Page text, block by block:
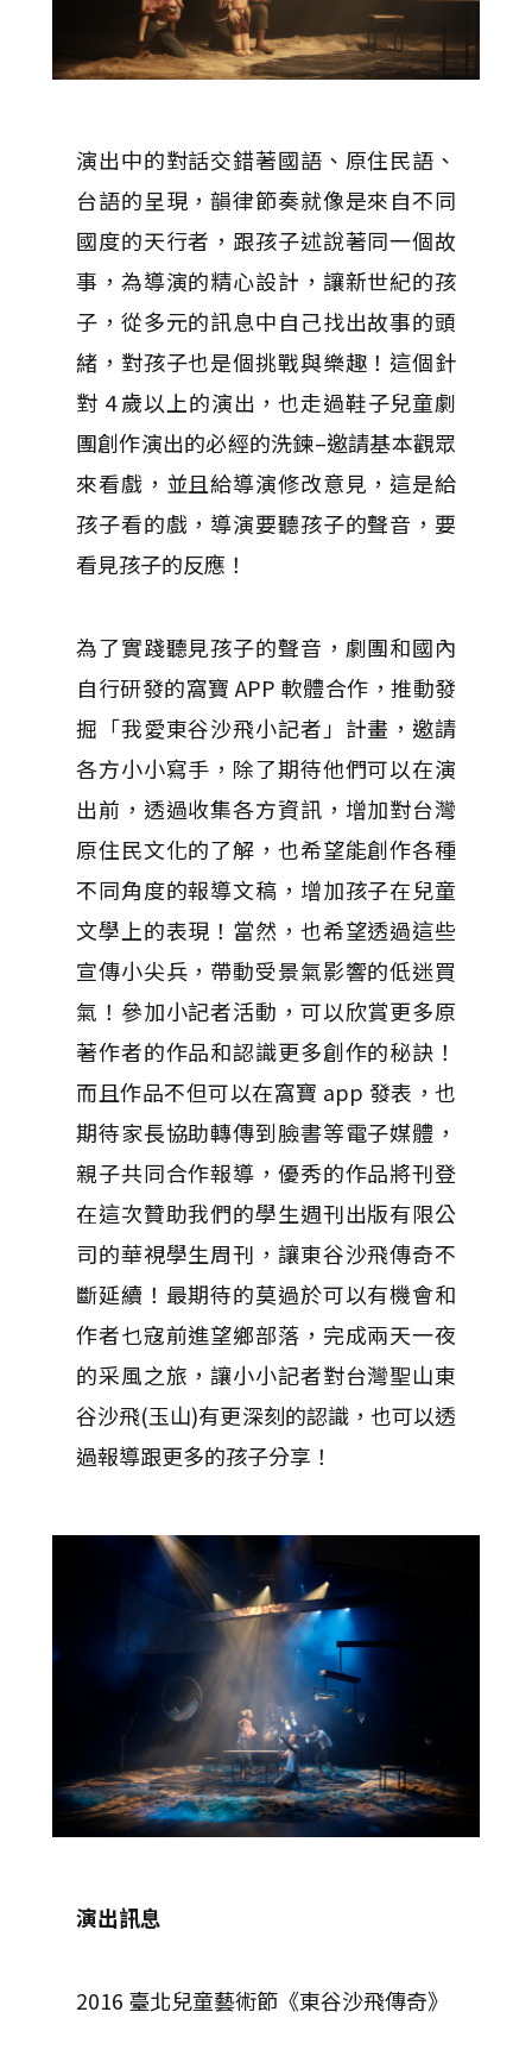
演出中的對話交錯著國語、原住民語、
台語的呈現，韻律節奏就像是來自不同
國度的天行者，跟孩子述說著同一個故
事，為導演的精心設計，讓新世紀的孩
子，從多元的訊息中自己找出故事的頭
緒，對孩子也是個挑戰與樂趣！這個針
對 4 歲以上的演出，也走過鞋子兒童劇
團創作演出的必經的洗鍊–邀請基本觀眾
來看戲，並且給導演修改意見，這是給
孩子看的戲，導演要聽孩子的聲音，要
看見孩子的反應！
為了實踐聽見孩子的聲音，劇團和國內
自行研發的窩寶 APP 軟體合作，推動發
掘「我愛東谷沙飛小記者」計畫，邀請
各方小小寫手，除了期待他們可以在演
出前，透過收集各方資訊，增加對台灣
原住民文化的了解，也希望能創作各種
不同角度的報導文稿，增加孩子在兒童
文學上的表現！當然，也希望透過這些
宣傳小尖兵，帶動受景氣影響的低迷買
氣！參加小記者活動，可以欣賞更多原
著作者的作品和認識更多創作的秘訣！
而且作品不但可以在窩寶 app 發表，也
期待家長協助轉傳到臉書等電子媒體，
親子共同合作報導，優秀的作品將刊登
在這次贊助我們的學生週刊出版有限公
司的華視學生周刊，讓東谷沙飛傳奇不
斷延續！最期待的莫過於可以有機會和
作者乜寇前進望鄉部落，完成兩天一夜
的采風之旅，讓小小記者對台灣聖山東
谷沙飛(玉山)有更深刻的認識，也可以透
過報導跟更多的孩子分享！
演出訊息
2016 臺北兒童藝術節《東谷沙飛傳奇》